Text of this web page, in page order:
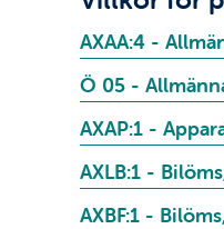
AXAA:4 -
Ö 05 -
AXAP:1 -
AXLB:1 -
AXBF:1 -